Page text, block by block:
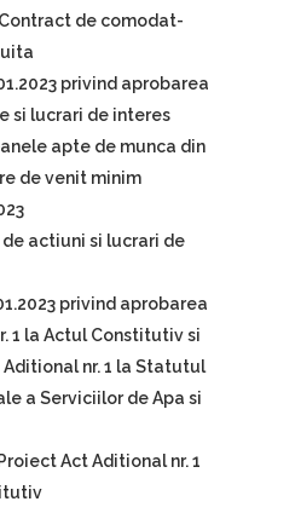
Contract de comodat-
privind aprobarea
si lucrari de interes
apte de munca din
de venit minim
de actiuni si lucrari de
privind aprobarea
1 la Actul Constitutiv si
nr. 1 la Statutul
a Serviciilor de Apa si
Act Aditional nr. 1